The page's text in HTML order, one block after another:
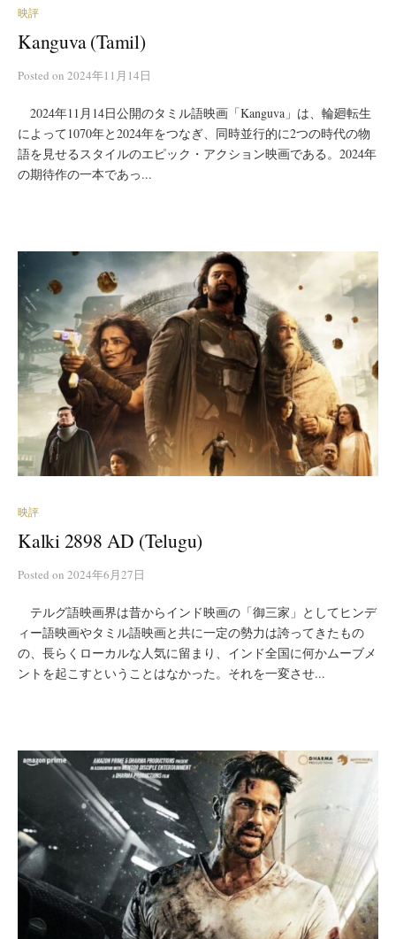
映評
Kanguva (Tamil)
Posted on 2024年11月14日
2024年11月14日公開のタミル語映画「Kanguva」は、輪廻転生
によって1070年と2024年をつなぎ、同時並行的に2つの時代の物
語を見せるスタイルのエピック・アクション映画である。2024年
の期待作の一本であっ...
映評
Kalki 2898 AD (Telugu)
Posted on 2024年6月27日
テルグ語映画界は昔からインド映画の「御三家」としてヒンデ
ィー語映画やタミル語映画と共に一定の勢力は誇ってきたもの
の、長らくローカルな人気に留まり、インド全国に何かムーブメ
ントを起こすということはなかった。それを一変させ...